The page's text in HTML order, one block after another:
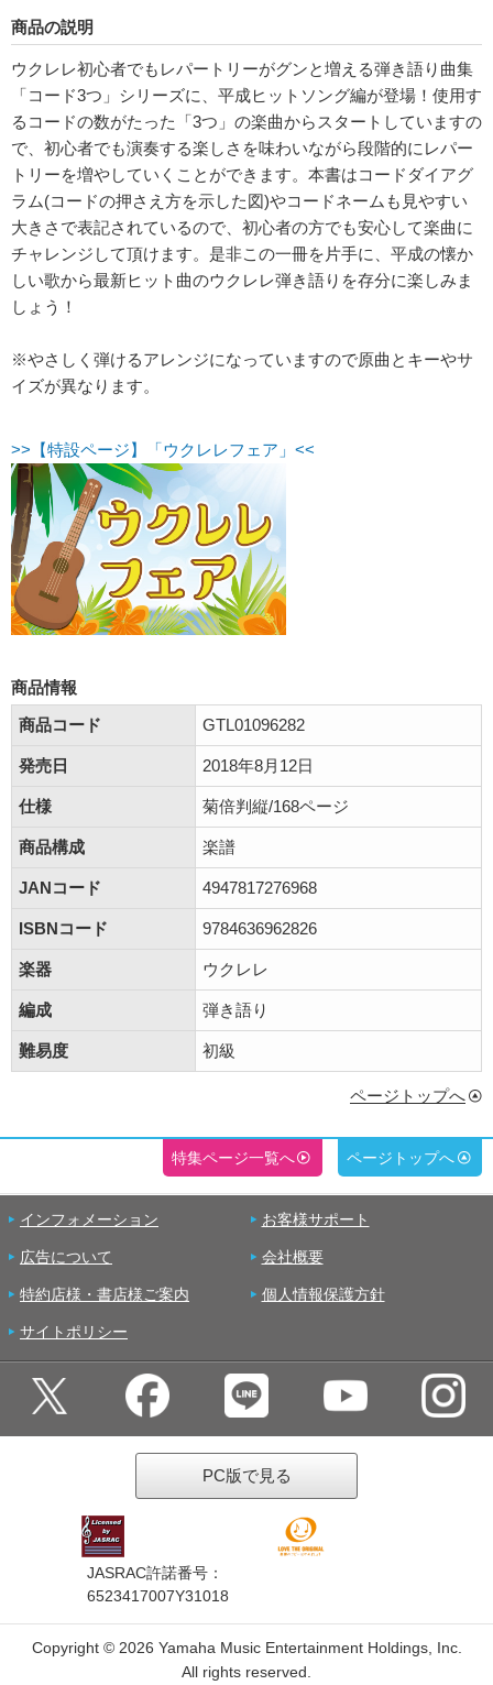
商品の説明
ウクレレ初心者でもレパートリーがグンと増える弾き語り曲集
「コード3つ」シリーズに、平成ヒットソング編が登場！使用す
るコードの数がたった「3つ」の楽曲からスタートしていますの
で、初心者でも演奏する楽しさを味わいながら段階的にレパー
トリーを増やしていくことができます。本書はコードダイアグ
ラム(コードの押さえ方を示した図)やコードネームも見やすい
大きさで表記されているので、初心者の方でも安心して楽曲に
チャレンジして頂けます。是非この一冊を片手に、平成の懐か
しい歌から最新ヒット曲のウクレレ弾き語りを存分に楽しみま
しょう！
※やさしく弾けるアレンジになっていますので原曲とキーやサ
イズが異なります。
>>【特設ページ】「ウクレレフェア」<<
商品情報
商品コード
GTL01096282
発売日 2018年8月12日
仕様 菊倍判縦/168ページ
商品構成 楽譜
JANコード 4947817276968
ISBNコード 9784636962826
楽器 ウクレレ
編成 弾き語り
難易度 初級
ページトップへ
特集ページ一覧へ ページトップへ
インフォメーション お客様サポート
広告について 会社概要
特約店様・書店様ご案内 個人情報保護方針
サイトポリシー
PC版で見る
JASRAC許諾番号：
6523417007Y31018
Copyright © 2026 Yamaha Music Entertainment Holdings, Inc.
All rights reserved.